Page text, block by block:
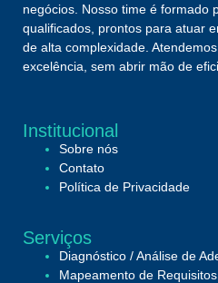
negócios. Nosso time é formado
qualificados, prontos para atuar
de alta complexidade.
excelência, sem abrir mão de
Institucional
Sobre nós
Contato
Política de Privacidade
Serviços
Diagnóstico / Análise de
Mapeamento de Requisitos